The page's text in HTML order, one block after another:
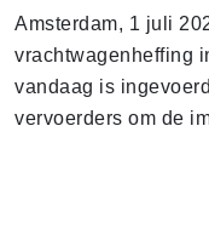
Amsterdam, 1 juli
vrachtwagenheffing
vandaag is
vervoerders om de